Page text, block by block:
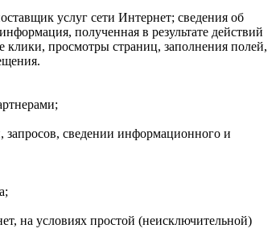
услуг сети Интернет; сведения об
полученная в результате действий
клики, просмотры страниц, заполнения полей,
сведении информационного и
на условиях простой (неисключительной)